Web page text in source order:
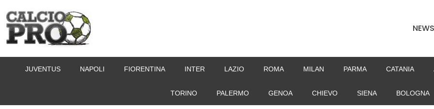
contenuto
NEWS
JUVENTUS NAPOLI FIORENTINA INTER LAZIO ROMA MILAN PARMA CATANIA
TORINO PALERMO GENOA CHIEVO SIENA BOLOGNA